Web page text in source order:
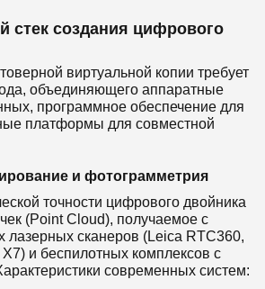
стек создания цифрового
виртуальной копии требует
объединяющего аппаратные
программное обеспечение для
платформы для совместной
и фотограмметрия
точности цифрового двойника
(Point Cloud), получаемое с
сканеров (Leica RTC360,
и беспилотных комплексов с
современных систем: